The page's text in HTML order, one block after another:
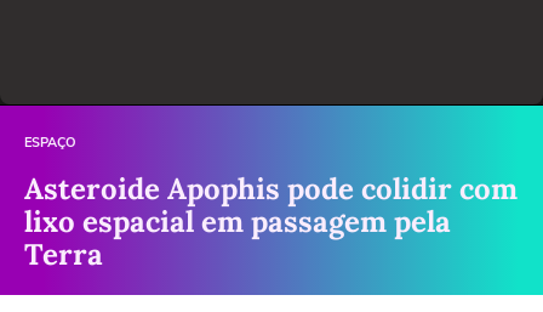
ESPAÇO
Asteroide Apophis pode colidir com
lixo espacial em passagem pela
Terra